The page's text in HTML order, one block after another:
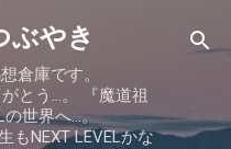
ンテンツに移動
ぶやき
倉庫です。
がとう…。 『魔道祖
の世界へ…。
もNEXT LEVELかな